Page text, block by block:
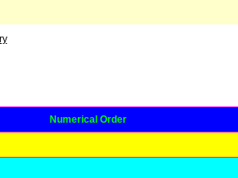
Numerical Order